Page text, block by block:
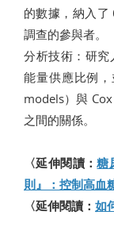
的數據，納入
調查的參與者。
分析技術：研
能量供應比例
models）與
之間的關係。
〈延伸閱讀：糖
則』：控制高血
〈延伸閱讀： 如